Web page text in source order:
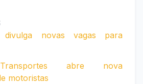
divulga novas vagas para
abre nova
motoristas